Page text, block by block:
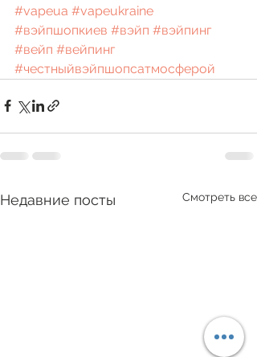
#vapeua #vapeukraine
#вэйпшопкиев #вэйп #вэйпинг
#вейп #вейпинг
#честныйвэйпшопсатмосферой
Недавние посты Смотреть все